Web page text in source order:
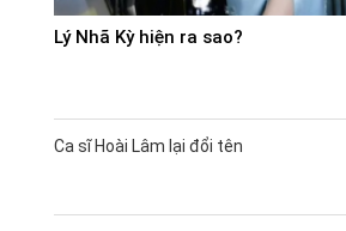
Lý Nhã Kỳ hiện ra sao?
Ca sĩ Hoài Lâm lại đổi tên